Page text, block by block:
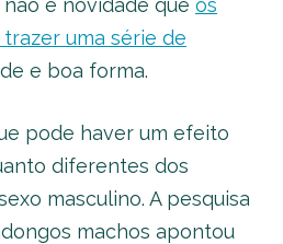
é novidade que os
uma série de
e boa forma.
pode haver um efeito
diferentes dos
masculino. A pesquisa
machos apontou